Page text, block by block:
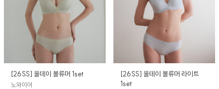
[26SS] 올데이 볼류머 1set
노와이어
[26SS] 올데이 볼류머 라이트
1set